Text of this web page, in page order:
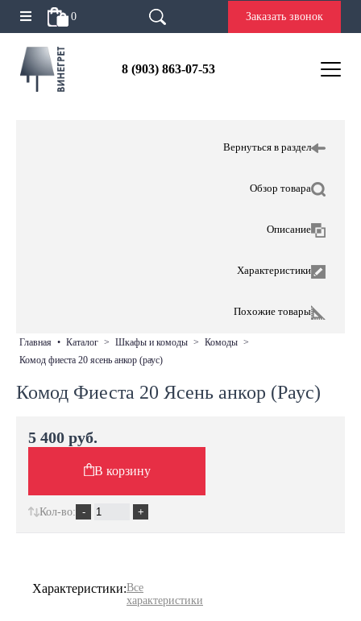
0 Заказать звонок
8 (903) 863-07-53
Вернуться в раздел
Обзор товара
Описание
Характеристики
Похожие товары
главная • каталог > шкафы и комоды > комоды >
комод фиеста 20 ясень анкор (раус)
Комод Фиеста 20 Ясень анкор (Раус)
Характеристики:Все
характеристики
5 400 руб.
В корзину
Кол-во: